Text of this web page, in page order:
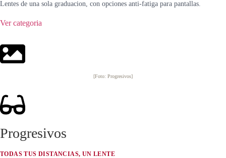
Lentes de una sola graduacion, con opciones anti-fatiga para pantallas.
Ver categoria
[Foto: Progresivos]
Progresivos
TODAS TUS DISTANCIAS, UN LENTE